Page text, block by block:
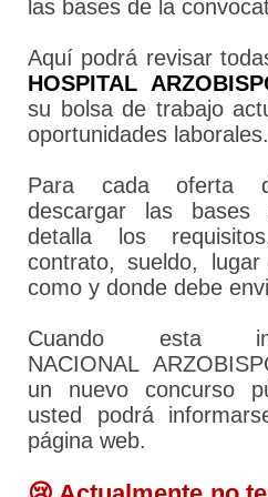
las bases de la
Aquí podrá revisar
HOSPITAL
su bolsa de trabajo
oportunidades laborales.
Para cada oferta
descargar las bases
detalla los
contrato, sueldo,
como y donde debe
Cuando esta
NACIONAL
un nuevo concurso
usted podrá
página web.